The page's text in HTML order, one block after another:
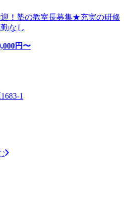
迎！塾の教室長募集★充実の研修
なし
円〜
1